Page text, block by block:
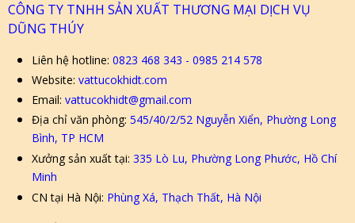
CÔNG TY TNHH SẢN XUẤT THƯƠNG MẠI DỊCH VỤ
DŨNG THÚY
Liên hệ hotline: 0823 468 343 - 0985 214 578
Website: vattucokhidt.com
Email: vattucokhidt@gmail.com
Địa chỉ văn phòng: 545/40/2/52 Nguyễn Xiển, Phường Long
Bình, TP HCM
Xưởng sản xuất tại: 335 Lò Lu, Phường Long Phước, Hồ Chí
Minh
CN tại Hà Nội: Phùng Xá, Thạch Thất, Hà Nội